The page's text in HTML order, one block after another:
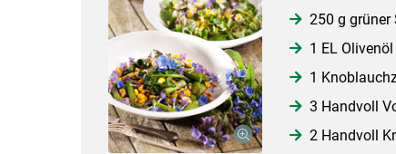
250 g grüner
1 EL Olivenöl
1
3 Handvoll
2 Handvoll